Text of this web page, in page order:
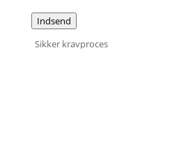
Indsend
Sikker kravproces